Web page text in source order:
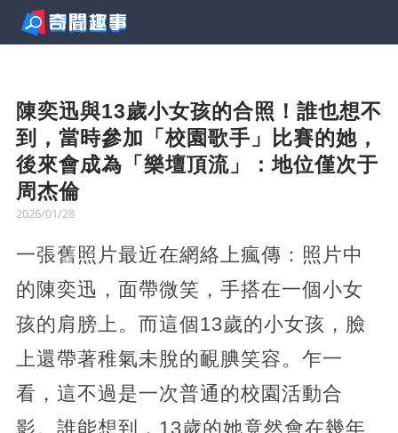
陳奕迅與13歲小女孩的合照！誰也想不
到，當時參加「校園歌手」比賽的她，
後來會成為「樂壇頂流」：地位僅次于
周杰倫
2026/01/28
一張舊照片最近在網絡上瘋傳：照片中
的陳奕迅，面帶微笑，手搭在一個小女
孩的肩膀上。而這個13歲的小女孩，臉
上還帶著稚氣未脫的靦腆笑容。乍一
看，這不過是一次普通的校園活動合
影。誰能想到，13歲的她竟然會在幾年